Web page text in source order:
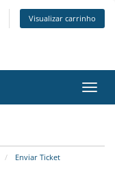
Visualizar carrinho
Enviar Ticket